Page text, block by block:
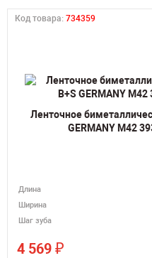
Код товара: 734359
Ленточное
GERMANY M42
Длина
Ширина
Шаг зуба
4 569 ₽